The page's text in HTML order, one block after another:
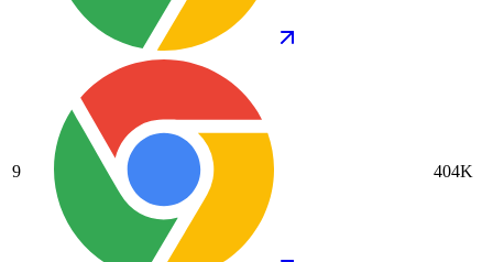
9 404K